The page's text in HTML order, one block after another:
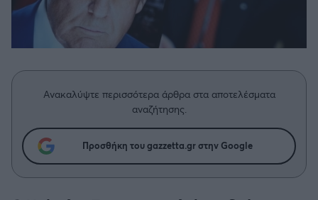
Δημήτρης Τσορμπατζόγλου
ΟΦΗ
Συνεντεύξεις
Μεγάλη μου Αγάπη
Μια Ιστορία από την Πόλη
Ανακαλύψτε περισσότερα άρθρα στα αποτελέσματα
αναζήτησης.
Προσθήκη του gazzetta.gr στην Google